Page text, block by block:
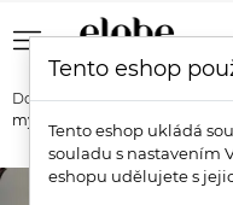
menu
Domů Značky Und
mýdlo Seven Senses Spa
Tento eshop
Tento eshop ukládá
souladu s nastavením
eshopu udělujete s